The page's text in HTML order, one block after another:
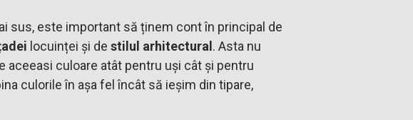
sus, este important să ținem cont în principal de
locuinței și de stilul arhitectural . Asta nu
aceeasi culoare atât pentru uși cât și pentru
culorile în așa fel încât să ieșim din tipare,